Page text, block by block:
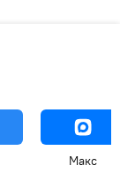
Макс